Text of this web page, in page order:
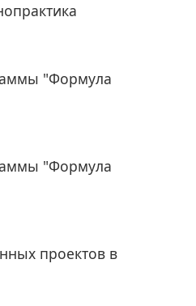
"Формула
"Формула
проектов в